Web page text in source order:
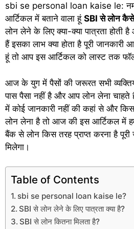
sbi se personal loan kaise le:
आर्टिकल में बताने वाला हूं SBI से लोन कैसे
लोन लेने के लिए क्या-क्या पात्रता होती
हैं इसका लाभ क्या होता है पूरी जानकारी
हूं तो आप इस आर्टिकल को लास्ट तक
आज के युग में पैसों की जरूरत सभी
पास पैसा नहीं है और आप लोन लेना
में कोई जानकारी नहीं की कहां से और
लोन लेना है तो आज की इस आर्टिकल में
बैंक से लोन किस तरह प्राप्त करना है पूरी
मिलेगा।
Table of Contents
sbi se personal loan kaise le?
SBI से लोन लेने के लिए पात्रता क्या है?
SBI से लोन कितना मिलता है?